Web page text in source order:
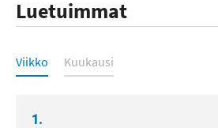
Luetuimmat
Luetuimmat
Viikko Kuukausi
1.